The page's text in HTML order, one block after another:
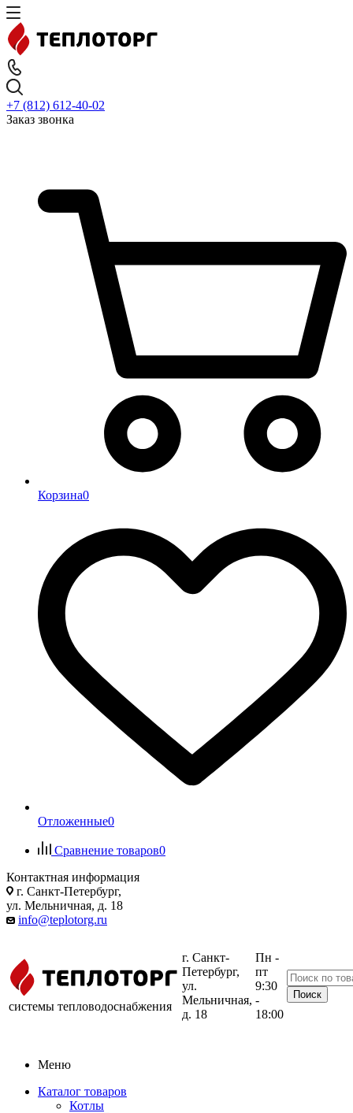
+7 (812) 612-40-02
Заказ звонка
Корзина0
Отложенные0
Сравнение товаров0
Контактная информация
г. Санкт-Петербург,
ул. Мельничная, д. 18
info@teplotorg.ru
системы тепловодоснабжения
г. Санкт-
Петербург,
ул.
Мельничная,
д. 18
Пн -
пт
9:30
-
18:00
Меню
Каталог товаров
Котлы